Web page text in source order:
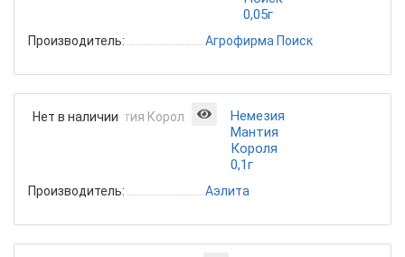
0,05г
Производитель: Агрофирма Поиск
Нет в наличии
Немезия
Мантия
Короля
0,1г
Производитель: Аэлита